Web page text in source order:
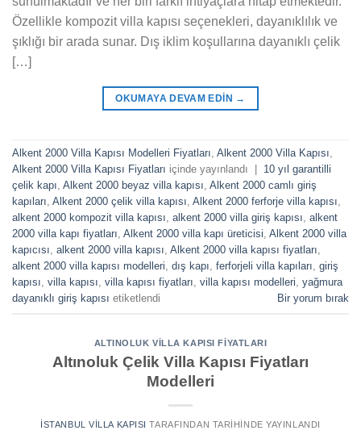
Özellikle kompozit villa kapısı seçenekleri, dayanıklılık ve
şıklığı bir arada sunar. Dış iklim koşullarına dayanıklı çelik
[…]
OKUMAYA DEVAM EDIN →
Alkent 2000 Villa Kapısı Modelleri Fiyatları, Alkent 2000 Villa Kapısı,
Alkent 2000 Villa Kapısı Fiyatları içinde yayınlandı
10 yıl garantilli
çelik kapı, Alkent 2000 beyaz villa kapısı, Alkent 2000 camlı giriş
kapıları, Alkent 2000 çelik villa kapısı, Alkent 2000 ferforje villa kapısı,
alkent 2000 kompozit villa kapısı, alkent 2000 villa giriş kapısı, alkent
2000 villa kapı fiyatları, Alkent 2000 villa kapı üreticisi, Alkent 2000 villa
kapıcısı, alkent 2000 villa kapısı, Alkent 2000 villa kapısı fiyatları,
alkent 2000 villa kapısı modelleri, dış kapı, ferforjeli villa kapıları, giriş
kapısı, villa kapısı, villa kapısı fiyatları, villa kapısı modelleri, yağmura
dayanıklı giriş kapısı etiketlendi Bir yorum bırak
ALTINOLUK VILLA KAPISI FIYATLARI
Altınoluk Çelik Villa Kapısı Fiyatları
Modelleri
İSTANBUL VILLA KAPISI TARAFINDAN TARIHINDE YAYINLANDI